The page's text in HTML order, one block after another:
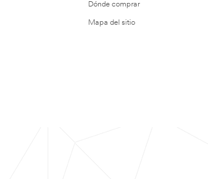
Dónde comprar
Mapa del sitio